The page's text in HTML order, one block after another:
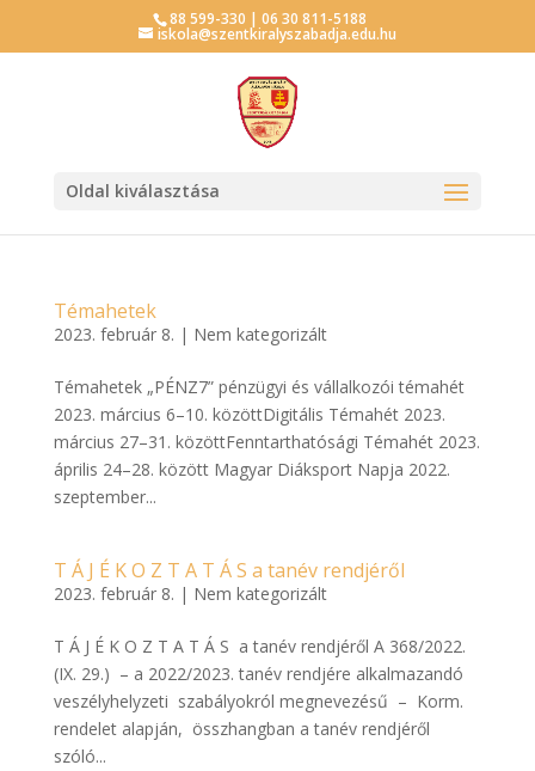
88 599-330 | 06 30 811-5188
iskola@szentkiralyszabadja.edu.hu
Oldal kiválasztása
Témahetek
2023. február 8. | Nem kategorizált
Témahetek „PÉNZ7” pénzügyi és vállalkozói témahét
2023. március 6–10. közöttDigitális Témahét 2023.
március 27–31. közöttFenntarthatósági Témahét 2023.
április 24–28. között Magyar Diáksport Napja 2022.
szeptember...
T Á J É K O Z T A T Á S a tanév rendjéről
2023. február 8. | Nem kategorizált
T Á J É K O Z T A T Á S a tanév rendjéről A 368/2022.
(IX. 29.) – a 2022/2023. tanév rendjére alkalmazandó
veszélyhelyzeti szabályokról megnevezésű – Korm.
rendelet alapján, összhangban a tanév rendjéről
szóló...